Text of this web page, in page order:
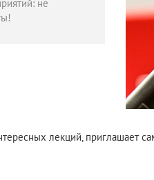
не
лекций, приглашает